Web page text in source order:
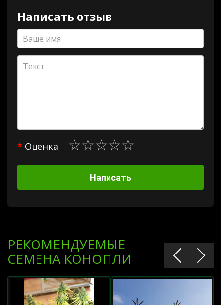
Написать отзыв
Оценка
Написать
РЕКОМЕНДУЕМЫЕ
СЕМЕНА КОНОПЛИ